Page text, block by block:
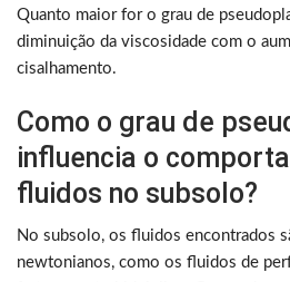
Quanto maior for o grau de
diminuição da viscosidade com o
cisalhamento.
Como o grau de
influencia o
fluidos no subsolo?
No subsolo, os fluidos encontrados
newtonianos, como os fluidos de